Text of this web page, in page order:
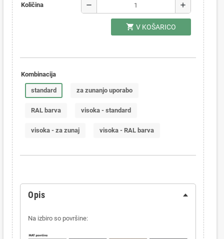
Količina remove add
shopping_cart V KOŠARICO
Kombinacija
standard za zunanjo uporabo
RAL barva visoka - standard
visoka - za zunaj visoka - RAL barva
Opis
Na izbiro so površine: